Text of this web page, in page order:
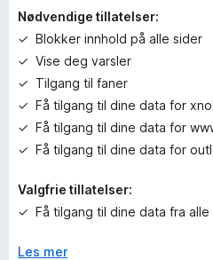
e
n
g
e
n
å
Nødvendige tillatelser:
Blokker innhold på alle sider
Vise deg varsler
Tilgang til faner
Få tilgang til dine data for
Få tilgang til dine data for
Få tilgang til dine data for
Valgfrie tillatelser:
Få tilgang til dine data fra
Les mer